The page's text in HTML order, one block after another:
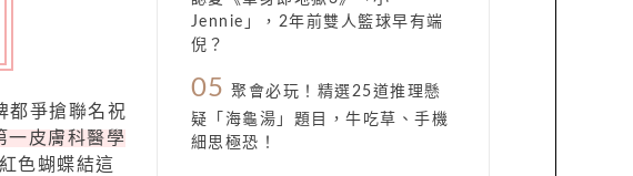
都爭搶聯名祝
一皮膚科醫學
色蝴蝶結這
Jennie」，2年前雙人籃球早有端
倪？
05 聚會必玩！精選25道推理懸
疑「海龜湯」題目，牛吃草、手機
細思極恐！